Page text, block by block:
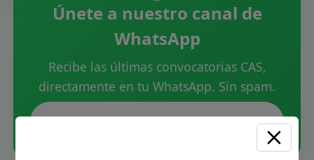
Únete a nuestro canal de
WhatsApp
Recibe las últimas convocatorias CAS,
directamente en tu WhatsApp. Sin spam.
Unirme ahora